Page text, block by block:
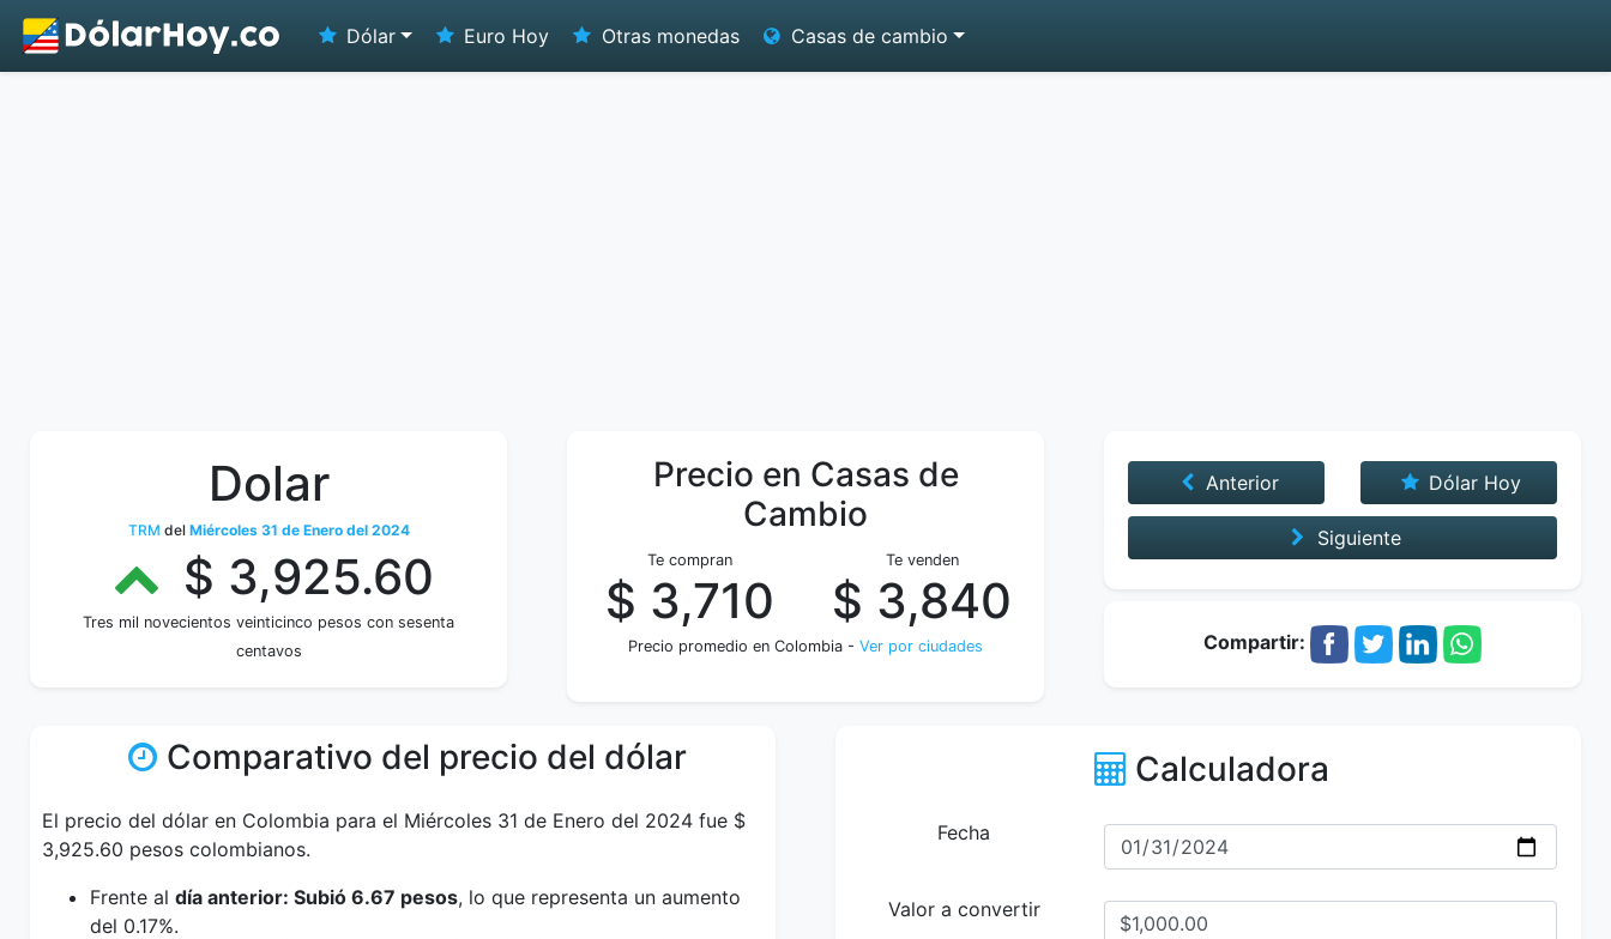
Dólar Euro Hoy Otras monedas Casas de cambio
Dolar
TRM del Miércoles 31 de Enero del 2024
$ 3,925.60
Tres mil novecientos veinticinco pesos con sesenta
centavos
Precio en Casas de
Cambio
Te compran
$ 3,710
Te venden
$ 3,840
Precio promedio en Colombia - Ver por ciudades
Anterior Dólar Hoy
Siguiente
Compartir:
Comparativo del precio del dólar
El precio del dólar en Colombia para el Miércoles 31 de Enero del 2024 fue $
3,925.60 pesos colombianos.
Frente al día anterior: Subió 6.67 pesos, lo que representa un aumento
del 0.17%.
Calculadora
Fecha
Valor a convertir